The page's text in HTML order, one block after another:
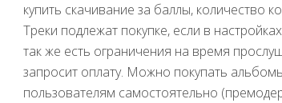
купить скачивание за баллы, количество
Треки подлежат покупке, если в
так же есть ограничения на время
запросит оплату. Можно покупать
пользователям самостоятельно